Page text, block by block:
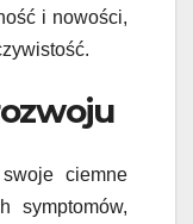
i nowości,
ciemne
symptomów,